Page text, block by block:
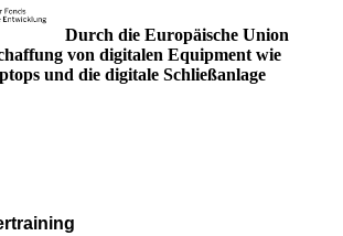
Durch die Europäische Union
von digitalen Equipment wie
und die digitale Schließanlage